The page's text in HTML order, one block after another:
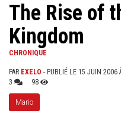
The Rise of
Kingdom
CHRONIQUE
PAR EXELO - PUBLIÉ LE 15 JUIN 2006
3
98
Mario